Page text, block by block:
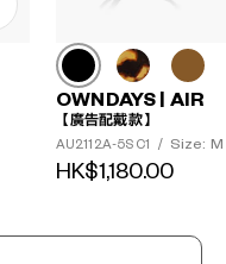
OWNDAYS | AIR
【廣告配戴款】
AU2112A-5S C1
/ Size: M
HK$1,180.00